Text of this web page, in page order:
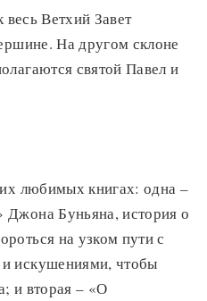
весь Ветхий Завет
На другом склоне
святой Павел и
любимых книгах: одна –
Джона Буньяна, история о
на узком пути с
искушениями, чтобы
и вторая – «О